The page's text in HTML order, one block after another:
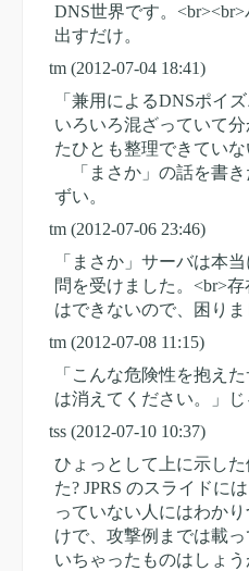
DNS世界です。
出すだけ。
tm (2012-07-04 18:41)
「兼用によるDNSポイ
いろいろ混ざっていて
たひとも整理できてい
「まさか」の話を書き
ずい。
tm (2012-07-06 23:46)
「まさか」サーバは本
問を受けました。<br>
はできないので、困りま
tm (2012-07-08 11:15)
「こんな危険性を抱え
は消えてください。」じ
tss (2012-07-10 10:37)
ひょっとして上に示し
た? JPRS のスライドに
っていない人にはわか
けで、攻撃例までは載
いちゃったものはしょう